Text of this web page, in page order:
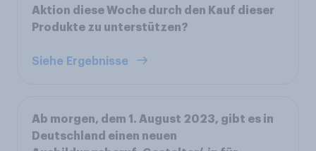
Aktion diese Woche durch den Kauf dieser
Produkte zu unterstützen?
Siehe Ergebnisse
Ab morgen, dem 1. August 2023, gibt es in
Deutschland einen neuen